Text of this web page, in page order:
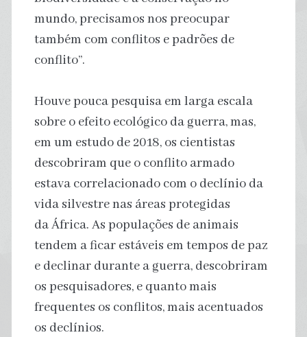
mundo, precisamos nos preocupar
também com conflitos e padrões de
conflito”.
Houve pouca pesquisa em larga escala
sobre o efeito ecológico da guerra, mas,
em um estudo de 2018, os cientistas
descobriram que o conflito armado
estava correlacionado com o declínio da
vida silvestre nas áreas protegidas
da África. As populações de animais
tendem a ficar estáveis em tempos de paz
e declinar durante a guerra, descobriram
os pesquisadores, e quanto mais
frequentes os conflitos, mais acentuados
os declínios.